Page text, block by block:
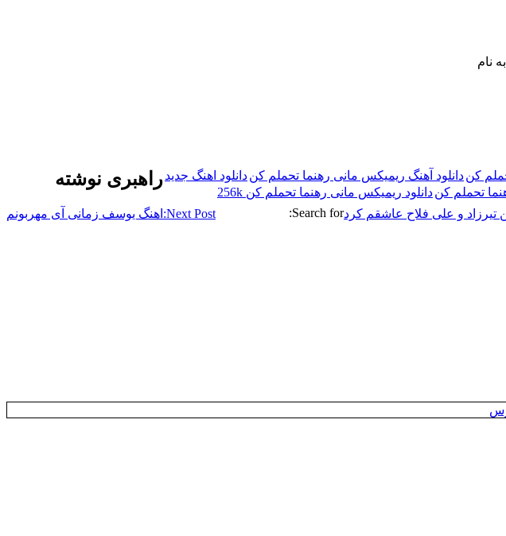
به نام
کندانلود آهنگ ریمیکس مانی رهنما تحملم کندانلود اهنگ جدید
تحملم کندانلود ریمیکس مانی رهنما تحملم کن 256k
راهبری نوشته
تیرزاد و علی فلاح عاشقم کرد Next Post: اهنگ یوسف زمانی آی مهربونم Search for: